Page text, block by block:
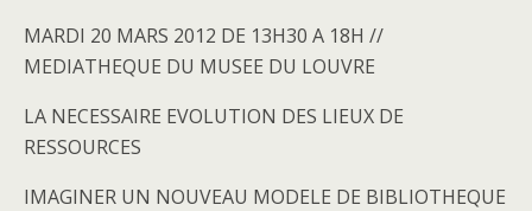
MARDI 20 MARS 2012 DE 13H30 A 18H //
MEDIATHEQUE DU MUSEE DU LOUVRE
LA NECESSAIRE EVOLUTION DES LIEUX DE
RESSOURCES
IMAGINER UN NOUVEAU MODELE DE BIBLIOTHEQUE